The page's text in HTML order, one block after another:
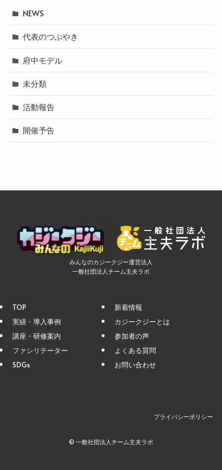
NEWS
代表のつぶやき
府中モデル
未分類
活動報告
開催予告
みんなのカジークジー運営法人
一般社団法人チーム主夫ラボ
TOP
新着情報
実績・導入事例
カジークジーとは
講座・研修案内
参加者の声
ファシリテーター
よくある質問
SDGs
お問い合わせ
プライバシーポリシー
© 一般社団法人チーム主夫ラボ